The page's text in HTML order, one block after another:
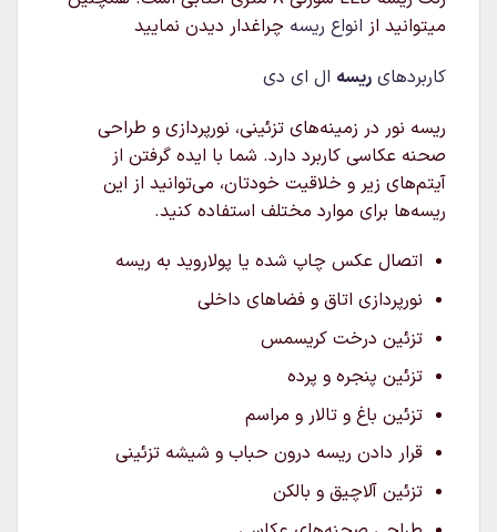
میتوانید از انواع ریسه چراغدار دیدن نمایید
کاربردهای ریسه ال ای دی
ریسه نور در زمینه‌های تزئینی، نورپردازی و طراحی
صحنه عکاسی کاربرد دارد. شما با ایده گرفتن از
آیتم‌های زیر و خلاقیت خودتان، می‌توانید از این
ریسه‌ها برای موارد مختلف استفاده کنید.
اتصال عکس چاپ شده یا پولاروید به ریسه
نورپردازی اتاق و فضاهای داخلی
تزئین درخت کریسمس
تزئین پنجره و پرده
تزئین باغ و تالار و مراسم
قرار دادن ریسه درون حباب و شیشه تزئینی
تزئین آلاچیق و بالکن